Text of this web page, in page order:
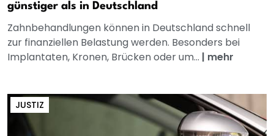
günstiger als in Deutschland
Zahnbehandlungen können in Deutschland schnell
zur finanziellen Belastung werden. Besonders bei
Implantaten, Kronen, Brücken oder um... | mehr
JUSTIZ